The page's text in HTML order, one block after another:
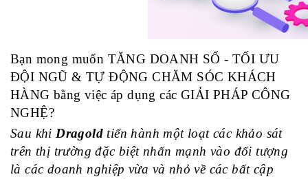
Bạn mong muốn TĂNG DOANH SỐ - TỐI ƯU
ĐỘI NGŨ & TỰ ĐỘNG CHĂM SÓC KHÁCH
HÀNG bằng việc áp dụng các GIẢI PHÁP CÔNG
NGHỆ?
Sau khi Dragold tiến hành một loạt các khảo sát
trên thị trường đặc biệt nhấn mạnh vào đối tượng
là các doanh nghiệp vừa và nhỏ về các bất cập